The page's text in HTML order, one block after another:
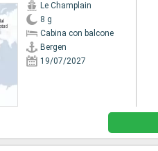
Le Champlain
8 g
Cabina con balcone
Bergen
19/07/2027